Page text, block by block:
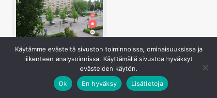
Käytämme evästeitä sivuston toiminnoissa, ominaisuuksissa ja
liikenteen analysoinnissa. Käyttämällä sivustoa hyväksyt
evästeiden käytön.
Ok
En hyväksy Lisätietoja